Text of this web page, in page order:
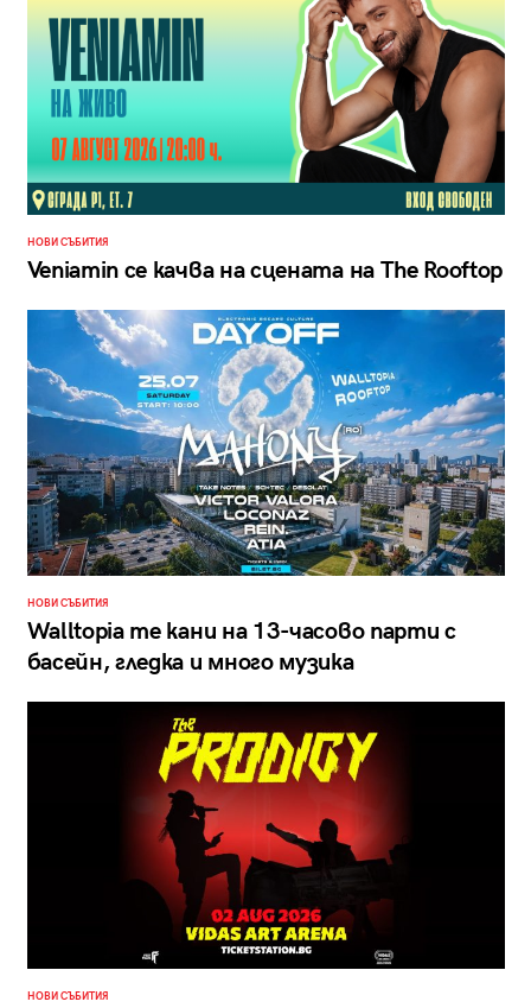
НОВИ СЪБИТИЯ
Veniamin се качва на сцената на The Rooftop
НОВИ СЪБИТИЯ
Walltopia те кани на 13-часово парти с
басейн, гледка и много музика
НОВИ СЪБИТИЯ